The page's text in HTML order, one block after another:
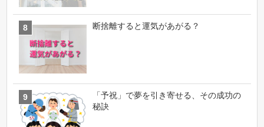
断捨離すると運気があがる？
「予祝」で夢を引き寄せる、その成功の
秘訣